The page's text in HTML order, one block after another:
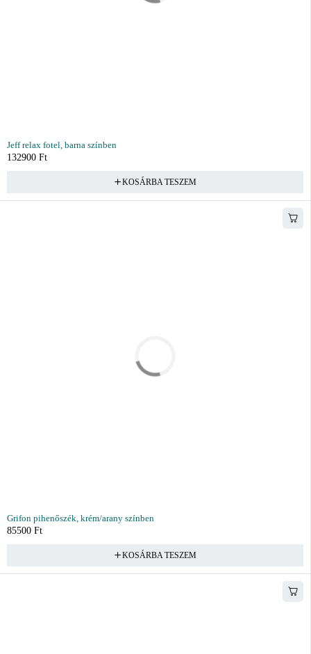
Jeff relax fotel, barna színben
132900 Ft
KOSÁRBA TESZEM
Grifon pihenőszék, krém/arany színben
85500 Ft
KOSÁRBA TESZEM